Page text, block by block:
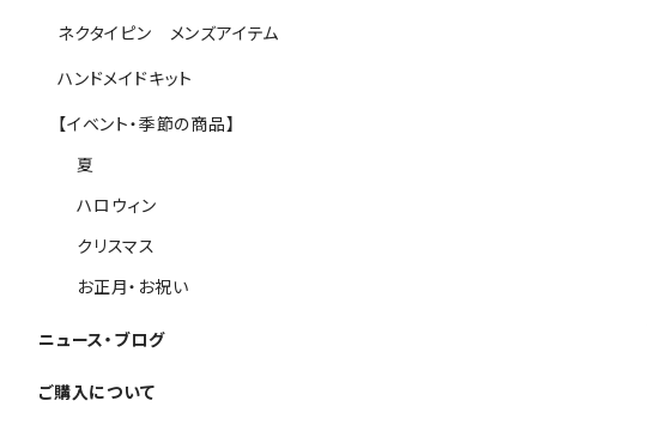
ネクタイピン メンズアイテム
ハンドメイドキット
【イベント・季節の商品】
夏
ハロウィン
クリスマス
お正月・お祝い
ニュース・ブログ
ご購入について